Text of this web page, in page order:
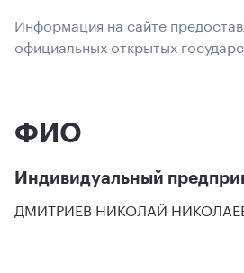
Информация на сайте
официальных открытых
ФИО
Индивидуальный
ДМИТРИЕВ НИКОЛАЙ